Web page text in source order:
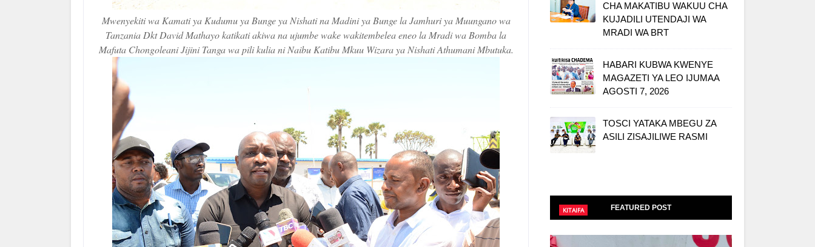
Mwenyekiti wa Kamati ya Kudumu ya Bunge ya Nishati na Madini ya Bunge la Jamhuri ya Muungano wa
Tanzania Dkt David Mathayo katikati akiwa na ujumbe wake wakitembelea eneo la Mradi wa Bomba la
Mafuta Chongoleani Jijini Tanga wa pili kulia ni Naibu Katibu Mkuu Wizara ya Nishati Athumani Mbutuka.
CHA MAKATIBU WAKUU CHA
KUJADILI UTENDAJI WA
MRADI WA BRT
HABARI KUBWA KWENYE
MAGAZETI YA LEO IJUMAA
AGOSTI 7, 2026
TOSCI YATAKA MBEGU ZA
ASILI ZISAJILIWE RASMI
FEATURED POST
KITAIFA